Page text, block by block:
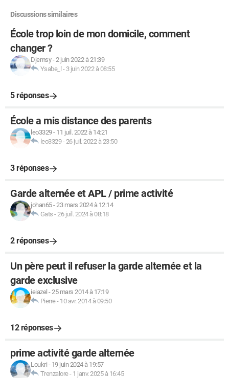
Discussions similaires
École trop loin de mon domicile, comment
changer ?
Djemsy-2 juin 2022 à 21:39
Ysabe_l - 3 juin 2022 à 08:55
5 réponses
École a mis distance des parents
leo3329- 11 juil. 2022 à 14:21
leo3329-26 juil. 2022 à 23:50
3 réponses
Garde alternée et APL / prime activité
johan65-23 mars 2024 à 12:14
Gats -26 juil. 2024 à 08:18
2 réponses
Un père peut il refuser la garde alternée et la
garde exclusive
ieiazel -25 mars 2014 à 17:19
Pierre- 10 avr. 2014 à 09:50
12 réponses
prime activité garde alternée
Loukri - 19 juin 2024 à 19:57
Trenzalore- 1 janv. 2025 à 16:45